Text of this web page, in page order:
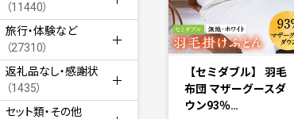
（11440）
旅行・体験など
（27310）
返礼品なし・感謝状
（1435）
セット類・その他
【セミダブル】 羽毛
布団 マザーグースダ
ウン93％…